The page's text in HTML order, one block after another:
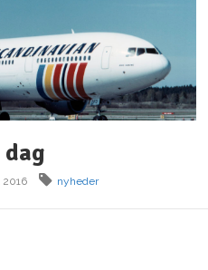
2016 nyheder